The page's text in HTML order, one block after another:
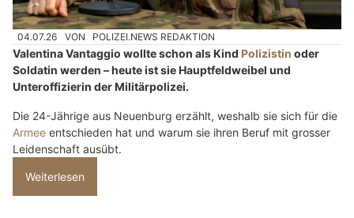
04.07.26 VON POLIZEI.NEWS REDAKTION
Valentina Vantaggio wollte schon als Kind Polizistin oder
Soldatin werden – heute ist sie Hauptfeldweibel und
Unteroffizierin der Militärpolizei.
Die 24-Jährige aus Neuenburg erzählt, weshalb sie sich für die
Armee entschieden hat und warum sie ihren Beruf mit grosser
Leidenschaft ausübt.
Weiterlesen